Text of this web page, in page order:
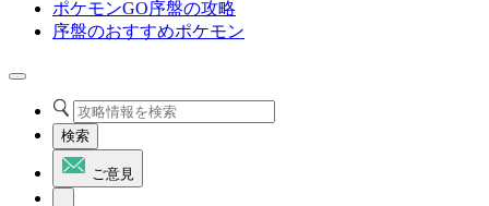
ポケモンGO序盤の攻略
序盤のおすすめポケモン
検索
ご意見